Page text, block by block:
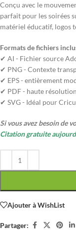
Conçu avec le
parfait pour les soirées
matériel éducatif, logos
Formats de fichiers
✔ AI - Fichier source
✔ PNG - Contexte
✔ EPS - entièrement
✔ PDF - haute
✔ SVG - Idéal pour
Si vous avez besoin de
Citation gratuite
Ajouter à WishList
Partager: